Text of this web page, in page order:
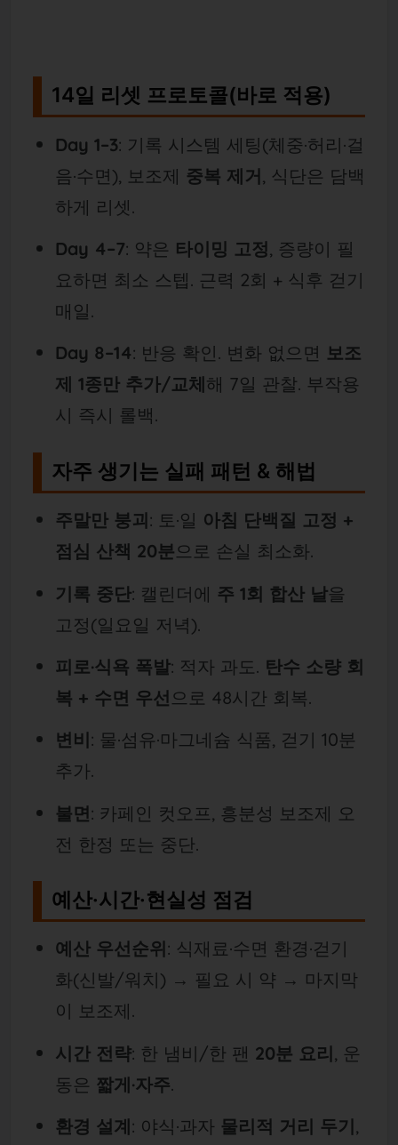
14일 리셋 프로토콜(바로 적용)
Day 1–3: 기록 시스템 세팅(체중·허리·걸
음·수면), 보조제 중복 제거 , 식단은 담백
하게 리셋.
Day 4–7: 약은 타이밍 고정, 증량이 필
요하면 최소 스텝. 근력 2회 + 식후 걷기
매일.
Day 8–14: 반응 확인. 변화 없으면 보조
제 1종만 추가/교체 해 7일 관찰. 부작용
시 즉시 롤백.
자주 생기는 실패 패턴 & 해법
주말만 붕괴 : 토·일 아침 단백질 고정 +
점심 산책 20분으로 손실 최소화.
기록 중단: 캘린더에 주 1회 합산 날을
고정(일요일 저녁).
피로·식욕 폭발: 적자 과도. 탄수 소량 회
복 + 수면 우선 으로 48시간 회복.
변비: 물·섬유·마그네슘 식품, 걷기 10분
추가.
불면: 카페인 컷오프, 흥분성 보조제 오
전 한정 또는 중단.
예산·시간·현실성 점검
예산 우선순위 : 식재료·수면 환경·걷기
화(신발/워치) → 필요 시 약 → 마지막
이 보조제.
시간 전략: 한 냄비/한 팬 20분 요리 , 운
동은 짧게·자주.
환경 설계: 야식·과자 물리적 거리 두기,